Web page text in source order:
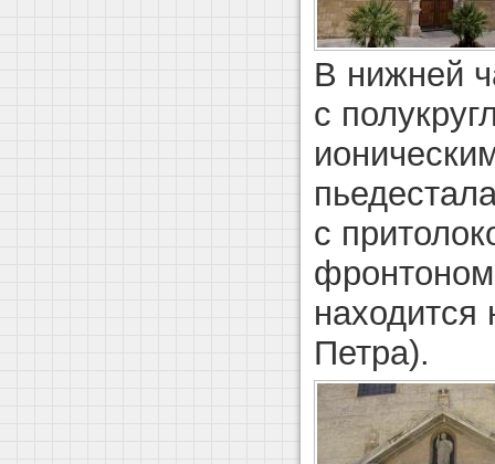
В нижней
с
с
фронтоном
находится
Петра).